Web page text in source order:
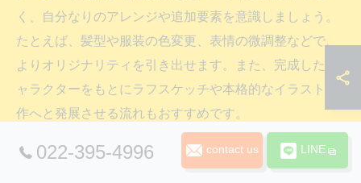
く、自分なりのアレンジや追加要素を意識しましょう。
たとえば、髪型や服装の色変更、表情の微調整などで、
よりオリジナリティを引き出せます。また、完成したキ
ャラクターをもとにラフスケッチや本格的なイラスト制
作へと発展させる流れもおすすめです。
キャラデザメーカーは「アイデアがまとまらない」「具
体的な形が浮かばない」ときの強い味方です。ツールを
022-395-4996 contact us LINE